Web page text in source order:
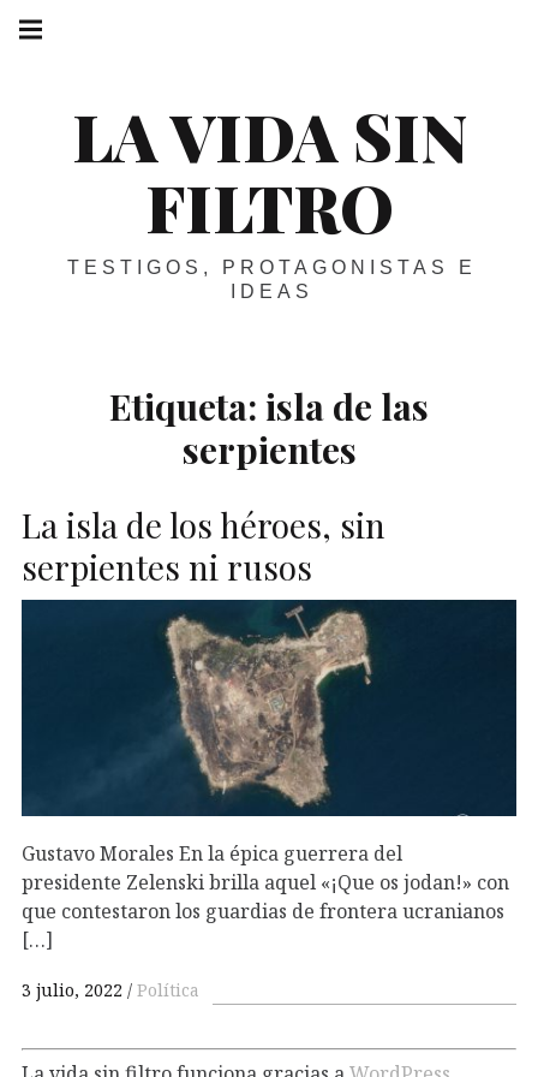
Skip
LA VIDA SIN
FILTRO
TESTIGOS, PROTAGONISTAS E
IDEAS
navigation
Etiqueta: isla de las
serpientes
La isla de los héroes, sin
serpientes ni rusos
Gustavo Morales En la épica guerrera del
presidente Zelenski brilla aquel «¡Que os jodan!» con
que contestaron los guardias de frontera ucranianos
[…]
3 julio, 2022 Política